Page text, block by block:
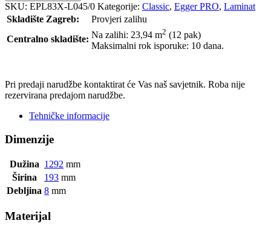
SKU: EPL83X-L045/0 Kategorije: Classic, Egger PRO, Laminat
Skladište Zagreb:
Provjeri zalihu
Centralno skladište: Na zalihi: 23,94 m2 (12 pak)
Maksimalni rok isporuke: 10 dana.
Pri predaji narudžbe kontaktirat će Vas naš savjetnik. Roba nije
rezervirana predajom narudžbe.
Tehničke informacije
Dimenzije
Dužina 1292 mm
Širina
193 mm
Debljina 8 mm
Materijal